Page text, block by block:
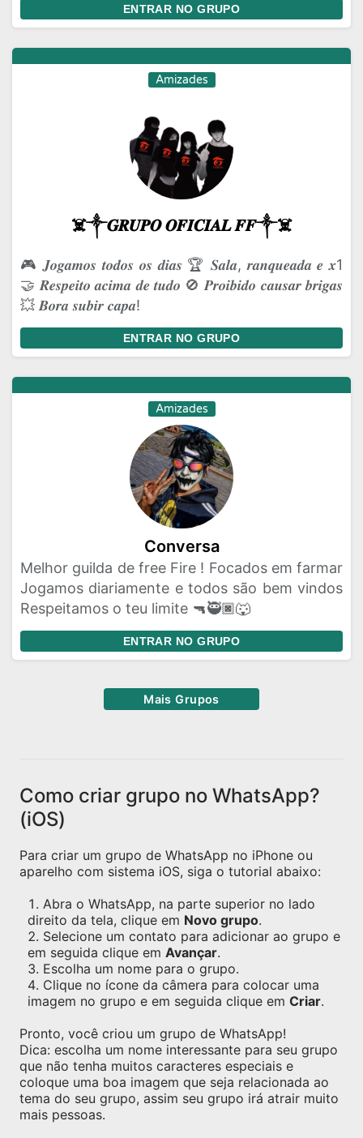
ENTRAR NO GRUPO
Amizades
☠️༒𝑮𝑹𝑼𝑷𝑶 𝑶𝑭𝑰𝑪𝑰𝑨𝑳 𝑭𝑭༒☠️
🎮 𝑱𝒐𝒈𝒂𝒎𝒐𝒔 𝒕𝒐𝒅𝒐𝒔 𝒐𝒔 𝒅𝒊𝒂𝒔 🏆 𝑺𝒂𝒍𝒂, 𝒓𝒂𝒏𝒒𝒖𝒆𝒂𝒅𝒂 𝒆 𝒙1
🤝 𝑹𝒆𝒔𝒑𝒆𝒊𝒕𝒐 𝒂𝒄𝒊𝒎𝒂 𝒅𝒆 𝒕𝒖𝒅𝒐 🚫 𝑷𝒓𝒐𝒊𝒃𝒊𝒅𝒐 𝒄𝒂𝒖𝒔𝒂𝒓 𝒃𝒓𝒊𝒈𝒂𝒔
💥 𝑩𝒐𝒓𝒂 𝒔𝒖𝒃𝒊𝒓 𝒄𝒂𝒑𝒂!
ENTRAR NO GRUPO
Amizades
Conversa
Melhor guilda de free Fire ! Focados em farmar
Jogamos diariamente e todos são bem vindos
Respeitamos o teu limite 🔫🥷🏿🐺
ENTRAR NO GRUPO
Mais Grupos
Como criar grupo no WhatsApp?
(iOS)
Para criar um grupo de WhatsApp no iPhone ou
aparelho com sistema iOS, siga o tutorial abaixo:
Abra o WhatsApp, na parte superior no lado
direito da tela, clique em Novo grupo.
Selecione um contato para adicionar ao grupo e
em seguida clique em Avançar.
Escolha um nome para o grupo.
Clique no ícone da câmera para colocar uma
imagem no grupo e em seguida clique em Criar.
Pronto, você criou um grupo de WhatsApp!
Dica: escolha um nome interessante para seu grupo
que não tenha muitos caracteres especiais e
coloque uma boa imagem que seja relacionada ao
tema do seu grupo, assim seu grupo irá atrair muito
mais pessoas.